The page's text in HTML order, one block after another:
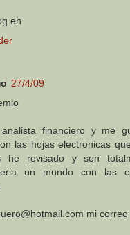
eh
27/4/09
financiero y me
las hojas electronicas
he revisado y son
un mundo con las
mi correo